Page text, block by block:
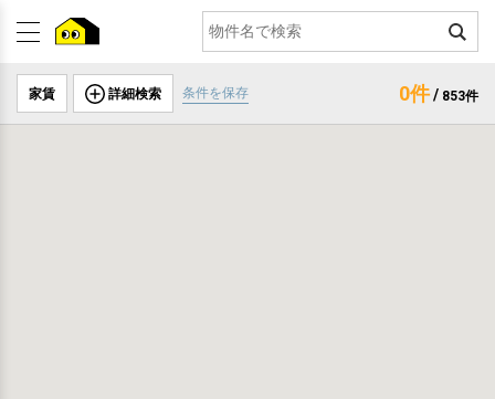
家賃 詳細検索 条件を保存 0件/ 853件